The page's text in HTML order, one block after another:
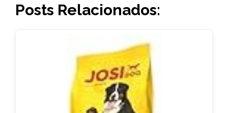
Posts Relacionados: